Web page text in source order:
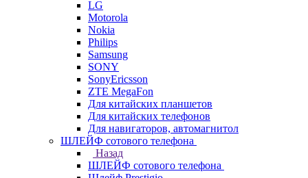
LG
Motorola
Nokia
Philips
Samsung
SONY
SonyEricsson
ZTE MegaFon
Для китайских планшетов
Для китайских телефонов
Для навигаторов, автомагнитол
ШЛЕЙФ сотового телефона
Назад
ШЛЕЙФ сотового телефона